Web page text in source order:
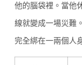
他的腦袋裡。當他
線就變成一場災難
完全綁在一兩個人